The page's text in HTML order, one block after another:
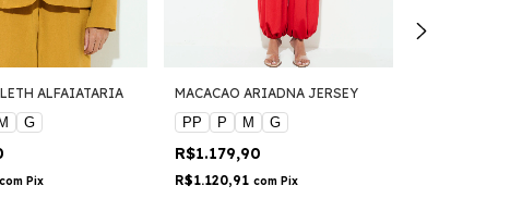
ALFAIATARIA
M G
com Pix
MACACAO ARIADNA JERSEY
PP
P M G
R$1.179,90
R$1.120,91com Pix